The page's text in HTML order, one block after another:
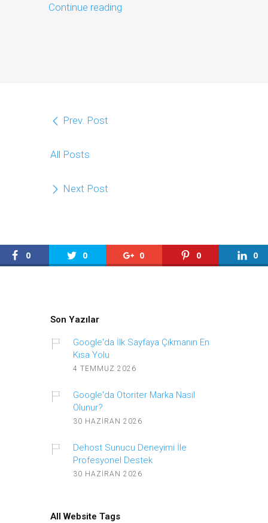
Continue reading
Prev. Post
All Posts
Next Post
0 0 0 0 0
Son Yazılar
Google'da İlk Sayfaya Çıkmanın En
Kısa Yolu
4 TEMMUZ 2026
Google'da Otoriter Marka Nasıl
Olunur?
30 HAZIRAN 2026
Dehost Sunucu Deneyimi İle
Profesyonel Destek
30 HAZIRAN 2026
All Website Tags